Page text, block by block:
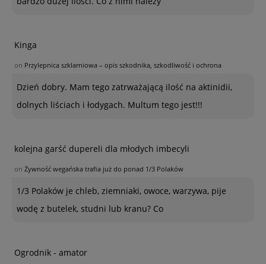
Kinga
on Przylepnica szklarniowa – opis szkodnika, szkodliwość i ochrona
Dzień dobry. Mam tego zatrważającą ilość na aktinidii,
dolnych liściach i łodygach. Multum tego jest!!!
kolejna garść dupereli dla młodych imbecyli
on Żywność wegańska trafia już do ponad 1/3 Polaków
1/3 Polaków je chleb, ziemniaki, owoce, warzywa, pije
wodę z butelek, studni lub kranu? Co
Ogrodnik - amator